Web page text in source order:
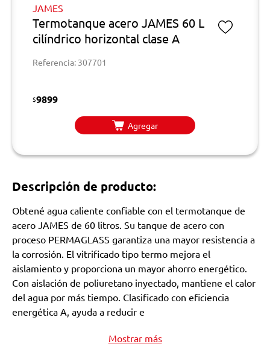
JAMES
Termotanque acero JAMES 60 L
cilíndrico horizontal clase A
Referencia: 307701
$9899
Agregar
Descripción de producto:
Obtené agua caliente confiable con el termotanque de
acero JAMES de 60 litros. Su tanque de acero con
proceso PERMAGLASS garantiza una mayor resistencia a
la corrosión. El vitrificado tipo termo mejora el
aislamiento y proporciona un mayor ahorro energético.
Con aislación de poliuretano inyectado, mantiene el calor
del agua por más tiempo. Clasificado con eficiencia
energética A, ayuda a reducir e
Mostrar más